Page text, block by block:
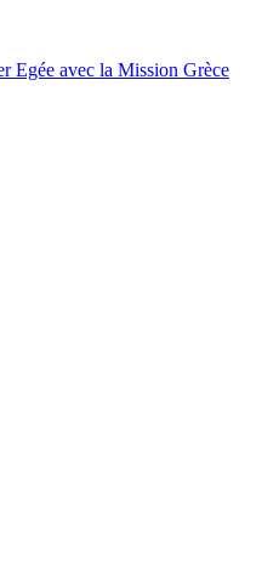
Egée avec la Mission Grèce